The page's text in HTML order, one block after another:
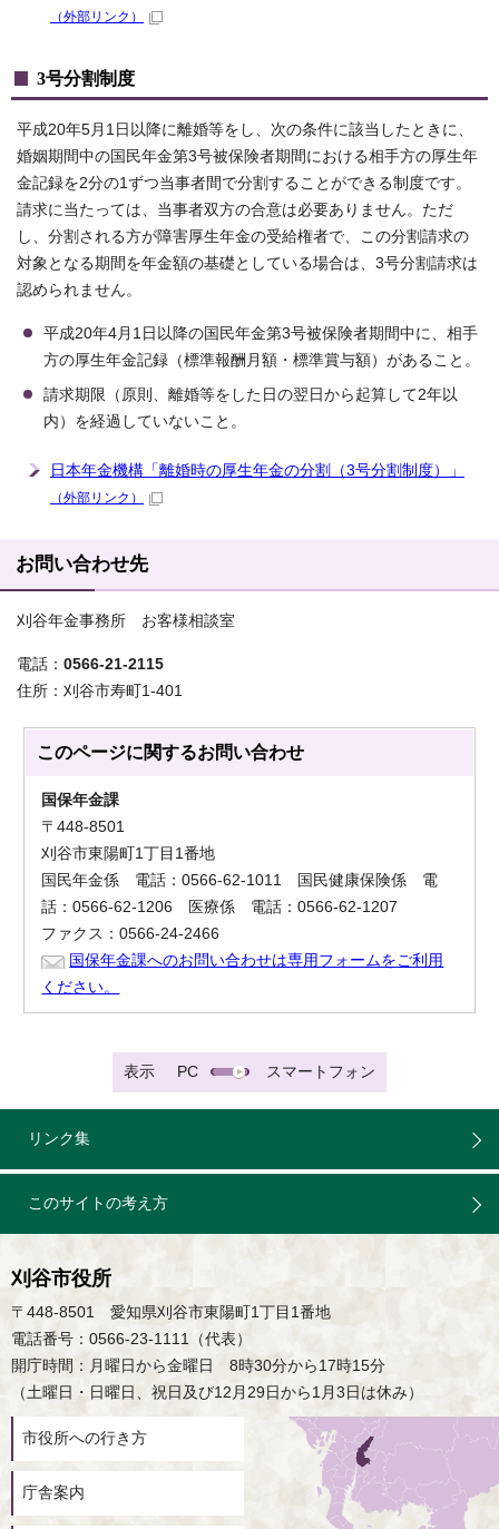
（外部リンク）
3号分割制度
平成20年5月1日以降に離婚等をし、次の条件に該当したときに、
婚姻期間中の国民年金第3号被保険者期間における相手方の厚生年
金記録を2分の1ずつ当事者間で分割することができる制度です。
請求に当たっては、当事者双方の合意は必要ありません。ただ
し、分割される方が障害厚生年金の受給権者で、この分割請求の
対象となる期間を年金額の基礎としている場合は、3号分割請求は
認められません。
平成20年4月1日以降の国民年金第3号被保険者期間中に、相手
方の厚生年金記録（標準報酬月額・標準賞与額）があること。
請求期限（原則、離婚等をした日の翌日から起算して2年以
内）を経過していないこと。
日本年金機構「離婚時の厚生年金の分割（3号分割制度）」
（外部リンク）
お問い合わせ先
刈谷年金事務所 お客様相談室
電話： 0566-21-2115
住所：刈谷市寿町1-401
このページに関するお問い合わせ
国保年金課
〒448-8501
刈谷市東陽町1丁目1番地
国民年金係 電話：0566-62-1011 国民健康保険係 電
話：0566-62-1206 医療係 電話：0566-62-1207
ファクス：0566-24-2466
国保年金課へのお問い合わせは専用フォームをご利用
ください。
表示 PC スマートフォン
リンク集
このサイトの考え方
刈谷市役所
〒448-8501 愛知県刈谷市東陽町1丁目1番地
電話番号：0566-23-1111（代表）
開庁時間：月曜日から金曜日 8時30分から17時15分
（土曜日・日曜日、祝日及び12月29日から1月3日は休み）
市役所への行き方
庁舎案内